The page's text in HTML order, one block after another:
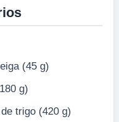
(45 g)
g)
trigo (420 g)